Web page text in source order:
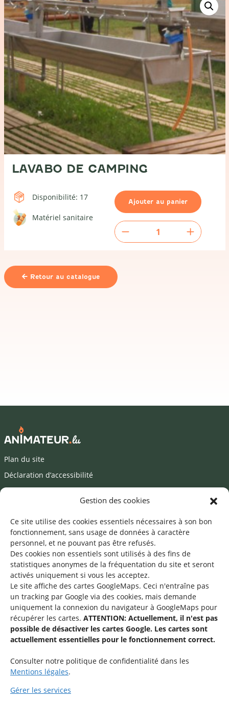
Gestion des cookies
Ce site utilise des cookies essentiels nécessaires à son bon
fonctionnement, sans usage de données à caractère
personnel, et ne pouvant pas être refusés.
Des cookies non essentiels sont utilisés à des fins de
statistiques anonymes de la fréquentation du site et seront
activés uniquement si vous les acceptez.
Le site affiche des cartes GoogleMaps. Ceci n'entraîne pas
un tracking par Google via des cookies, mais demande
uniquement la connexion du navigateur à GoogleMaps pour
récupérer les cartes. ATTENTION: Actuellement, il n'est pas
possible de désactiver les cartes Google. Les cartes sont
actuellement essentielles pour le fonctionnement correct.
Consulter notre politique de confidentialité dans les
Mentions légales.
Gérer les services
LAVABO DE CAMPING
Disponibilité: 17
Matériel sanitaire
Ajouter au panier
quantité
de
camping
Retour au catalogue
Plan du site
Déclaration d’accessibilité
Mentions légales
Une offre du
Service national de la jeunesse
48-50 rue Charles Martel
L-2134 Luxembourg